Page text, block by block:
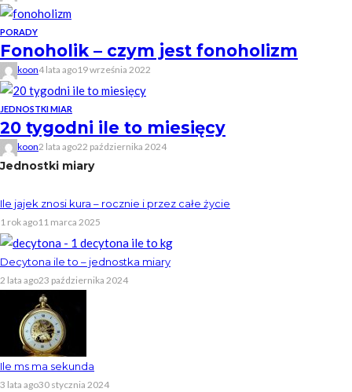
PORADY
Fonoholik – czym jest fonoholizm
koon4 lata ago19 września 2022
JEDNOSTKI MIAR
20 tygodni ile to miesięcy
koon2 lata ago22 października 2024
Jednostki miary
Ile jajek znosi kura – rocznie i przez całe życie
1 rok ago11 marca 2025
Decytona ile to – jednostka miary
2 lata ago23 października 2024
Ile ms ma sekunda
3 lata ago30 stycznia 2024